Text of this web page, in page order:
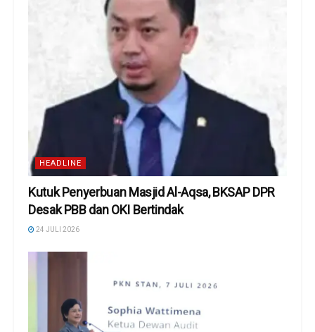
HEADLINE
Kutuk Penyerbuan Masjid Al-Aqsa, BKSAP DPR
Desak PBB dan OKI Bertindak
24 JULI 2026